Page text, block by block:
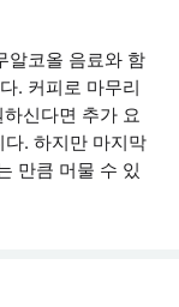
알코올 음료와 함
. 커피로 마무리
신다면 추가 요
. 하지만 마지막
만큼 머물 수 있